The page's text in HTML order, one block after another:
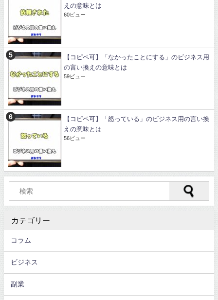
えの意味とは
60ビュー
【コピペ可】「なかったことにする」のビジネス用
の言い換えの意味とは
59ビュー
【コピペ可】「怒っている」のビジネス用の言い換
えの意味とは
56ビュー
カテゴリー
コラム
ビジネス
副業